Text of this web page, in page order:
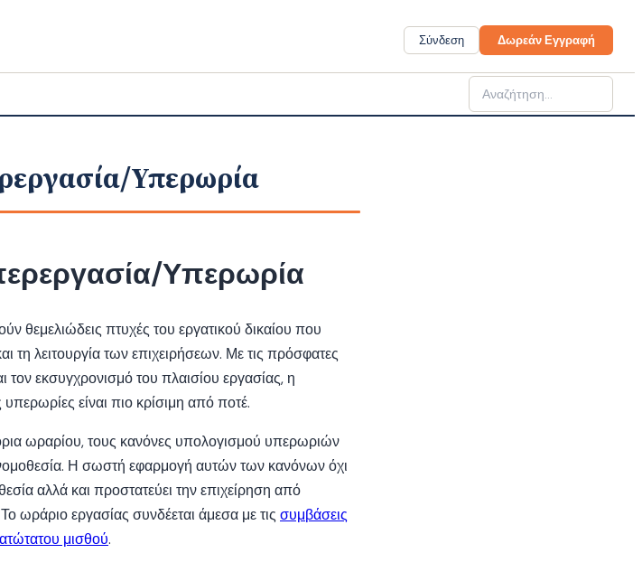
Σύνδεση Δωρεάν Εγγραφή
Υπερωρία
Υπερωρία
θεμελιώδεις πτυχές του εργατικού δικαίου που
λειτουργία των επιχειρήσεων. Με τις πρόσφατες
τον εκσυγχρονισμό του πλαισίου εργασίας, η
είναι πιο κρίσιμη από ποτέ.
ωραρίου, τους κανόνες υπολογισμού υπερωριών
Η σωστή εφαρμογή αυτών των κανόνων όχι
αλλά και προστατεύει την επιχείρηση από
ωράριο εργασίας συνδέεται άμεσα με τις συμβάσεις
μισθού.